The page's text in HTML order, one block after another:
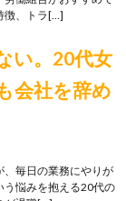
徴、トラ[…]
い。20代女
会社を辞め
、毎日の業務にやりが
う悩みを抱える20代の